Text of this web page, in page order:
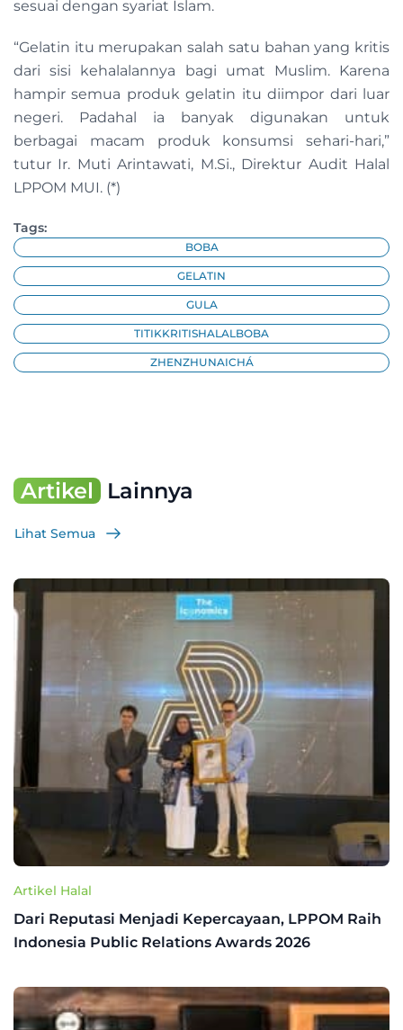
sesuai dengan syariat Islam.
“Gelatin itu merupakan salah satu bahan yang kritis
dari sisi kehalalannya bagi umat Muslim. Karena
hampir semua produk gelatin itu diimpor dari luar
negeri. Padahal ia banyak digunakan untuk
berbagai macam produk konsumsi sehari-hari,”
tutur Ir. Muti Arintawati, M.Si., Direktur Audit Halal
LPPOM MUI. (*)
Tags:
BOBA
GELATIN
GULA
TITIKKRITISHALALBOBA
ZHENZHUNAICHÁ
Artikel Lainnya
Lihat Semua
Artikel Halal
Dari Reputasi Menjadi Kepercayaan, LPPOM Raih
Indonesia Public Relations Awards 2026